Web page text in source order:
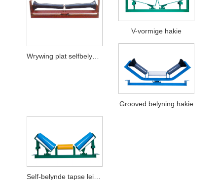
Wrywing plat selfbelyning idlers
V-vormige hakie
Grooved belyning hakie
Self-belynde tapse leirolle vir vervoerbandstelsel